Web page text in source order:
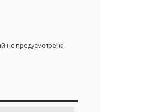
не предусмотрена.